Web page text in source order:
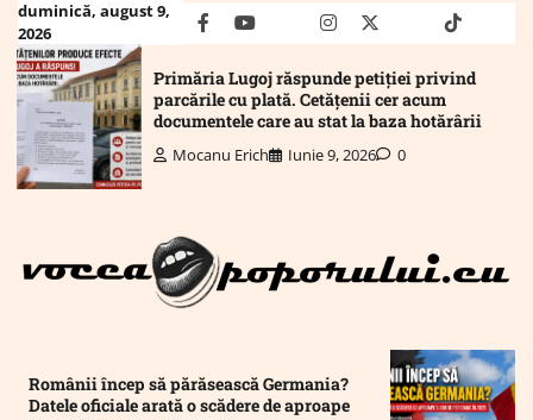
Skip
content
duminică, august 9,
2026
facebookyoutubeMailinstagram
twitter truthtiktok
Primăria Lugoj răspunde petiției privind
parcările cu plată. Cetățenii cer acum
documentele care au stat la baza hotărârii
Mocanu Erich Iunie 9, 2026 0
Românii încep să părăsească Germania?
Datele oficiale arată o scădere de aproape